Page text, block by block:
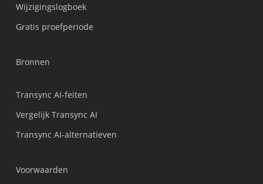
Wijzigingslogboek
Gratis proefperiode
Bronnen
Transync AI-feiten
Vergelijk Transync AI
Transync AI-alternatieven
Voorwaarden